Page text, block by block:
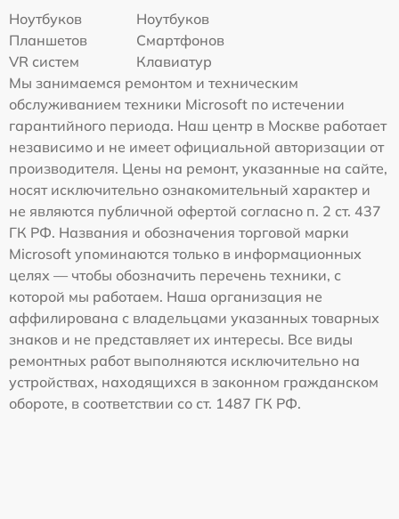
Ноутбуков
Ноутбуков
Планшетов
Смартфонов
VR систем
Клавиатур
Мы занимаемся ремонтом и техническим
обслуживанием техники Microsoft по истечении
гарантийного периода. Наш центр в Москве работает
независимо и не имеет официальной авторизации от
производителя. Цены на ремонт, указанные на сайте,
носят исключительно ознакомительный характер и
не являются публичной офертой согласно п. 2 ст. 437
ГК РФ. Названия и обозначения торговой марки
Microsoft упоминаются только в информационных
целях — чтобы обозначить перечень техники, с
которой мы работаем. Наша организация не
аффилирована с владельцами указанных товарных
знаков и не представляет их интересы. Все виды
ремонтных работ выполняются исключительно на
устройствах, находящихся в законном гражданском
обороте, в соответствии со ст. 1487 ГК РФ.